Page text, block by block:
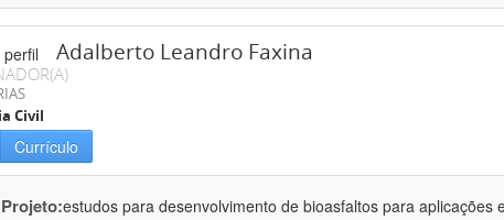
Adalberto Leandro Faxina
Civil
Currículo
estudos para desenvolvimento de bioasfaltos para aplicações